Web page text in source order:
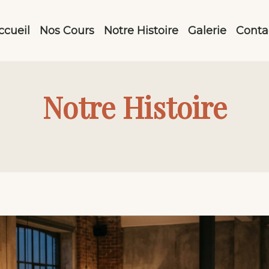
Nos Cours Notre Histoire Galerie
Notre Histoire